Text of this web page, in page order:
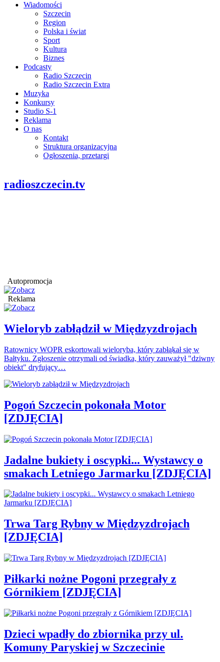
Wiadomości
Szczecin
Region
Polska i świat
Sport
Kultura
Biznes
Podcasty
Radio Szczecin
Radio Szczecin Extra
Muzyka
Konkursy
Studio S-1
Reklama
O nas
Kontakt
Struktura organizacyjna
Ogłoszenia, przetargi
radioszczecin.tv
Autopromocja
Reklama
Wieloryb zabłądził w Międzyzdrojach
Ratownicy WOPR eskortowali wieloryba, który zabłąkał się w
Bałtyku. Zgłoszenie otrzymali od świadka, który zauważył "dziwny
obiekt" dryfujący…
Pogoń Szczecin pokonała Motor
[ZDJĘCIA]
Jadalne bukiety i oscypki... Wystawcy o
smakach Letniego Jarmarku [ZDJĘCIA]
Trwa Targ Rybny w Międzyzdrojach
[ZDJĘCIA]
Piłkarki nożne Pogoni przegrały z
Górnikiem [ZDJĘCIA]
Dzieci wpadły do zbiornika przy ul.
Komuny Paryskiej w Szczecinie